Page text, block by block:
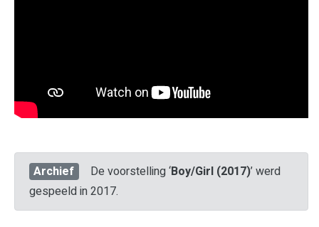
Archief De voorstelling ‘Boy/Girl (2017)’ werd
gespeeld in 2017.